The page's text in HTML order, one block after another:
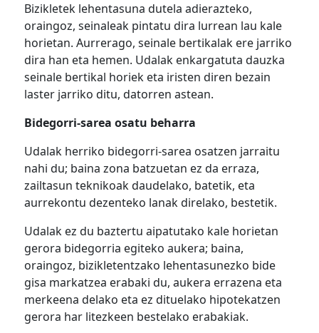
Bizikletek lehentasuna dutela adierazteko,
oraingoz, seinaleak pintatu dira lurrean lau kale
horietan. Aurrerago, seinale bertikalak ere jarriko
dira han eta hemen. Udalak enkargatuta dauzka
seinale bertikal horiek eta iristen diren bezain
laster jarriko ditu, datorren astean.
Bidegorri-sarea osatu beharra
Udalak herriko bidegorri-sarea osatzen jarraitu
nahi du; baina zona batzuetan ez da erraza,
zailtasun teknikoak daudelako, batetik, eta
aurrekontu dezenteko lanak direlako, bestetik.
Udalak ez du baztertu aipatutako kale horietan
gerora bidegorria egiteko aukera; baina,
oraingoz, bizikletentzako lehentasunezko bide
gisa markatzea erabaki du, aukera errazena eta
merkeena delako eta ez dituelako hipotekatzen
gerora har litezkeen bestelako erabakiak.